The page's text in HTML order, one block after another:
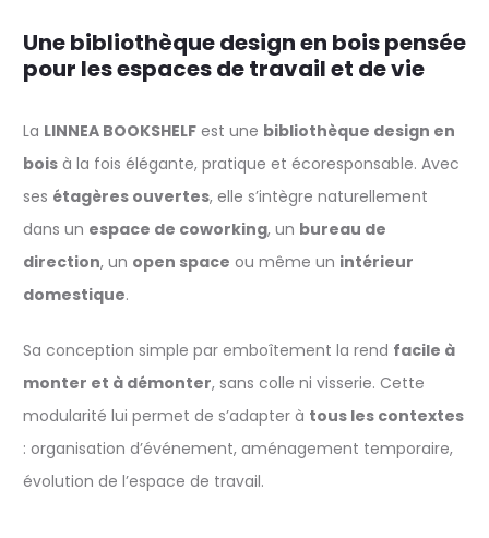
Une bibliothèque design en bois pensée
pour les espaces de travail et de vie
La LINNEA BOOKSHELF est une bibliothèque design en
bois à la fois élégante, pratique et écoresponsable. Avec
ses étagères ouvertes, elle s’intègre naturellement
dans un espace de coworking, un bureau de
direction, un open space ou même un intérieur
domestique.
Sa conception simple par emboîtement la rend facile à
monter et à démonter, sans colle ni visserie. Cette
modularité lui permet de s’adapter à tous les contextes
: organisation d’événement, aménagement temporaire,
évolution de l’espace de travail.